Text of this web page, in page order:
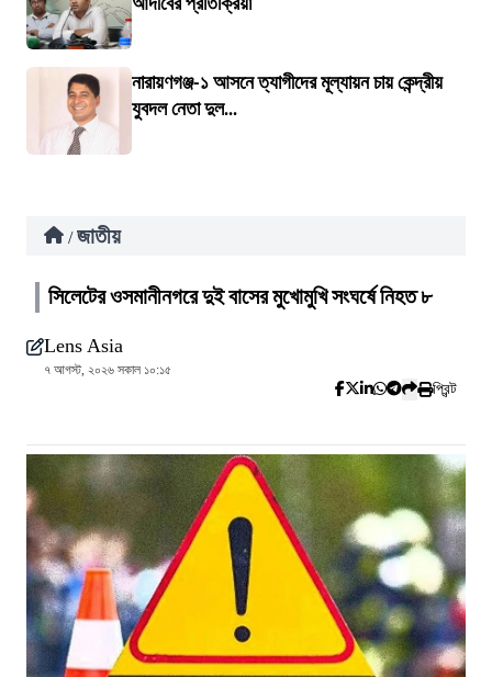
নারায়ণগঞ্জ-১ আসনে ত্যাগীদের মূল্যায়ন চায় কেন্দ্রীয়
যুবদল নেতা দুল...
/ জাতীয়
সিলেটের ওসমানীনগরে দুই বাসের মুখোমুখি সংঘর্ষে নিহত ৮
Lens Asia
৭ আগস্ট, ২০২৬ সকাল ১০:১৫
প্রিন্ট